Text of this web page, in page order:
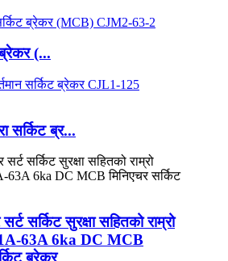
(...
सर्किट ब्र...
सर्किट सुरक्षा सहितको राम्रो
63A 6ka DC MCB
ब्रेकर